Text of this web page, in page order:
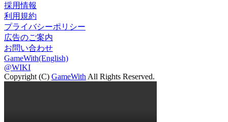
採用情報
利用規約
プライバシーポリシー
広告のご案内
お問い合わせ
GameWith(English)
@WIKI
Copyright (C) GameWith All Rights Reserved.